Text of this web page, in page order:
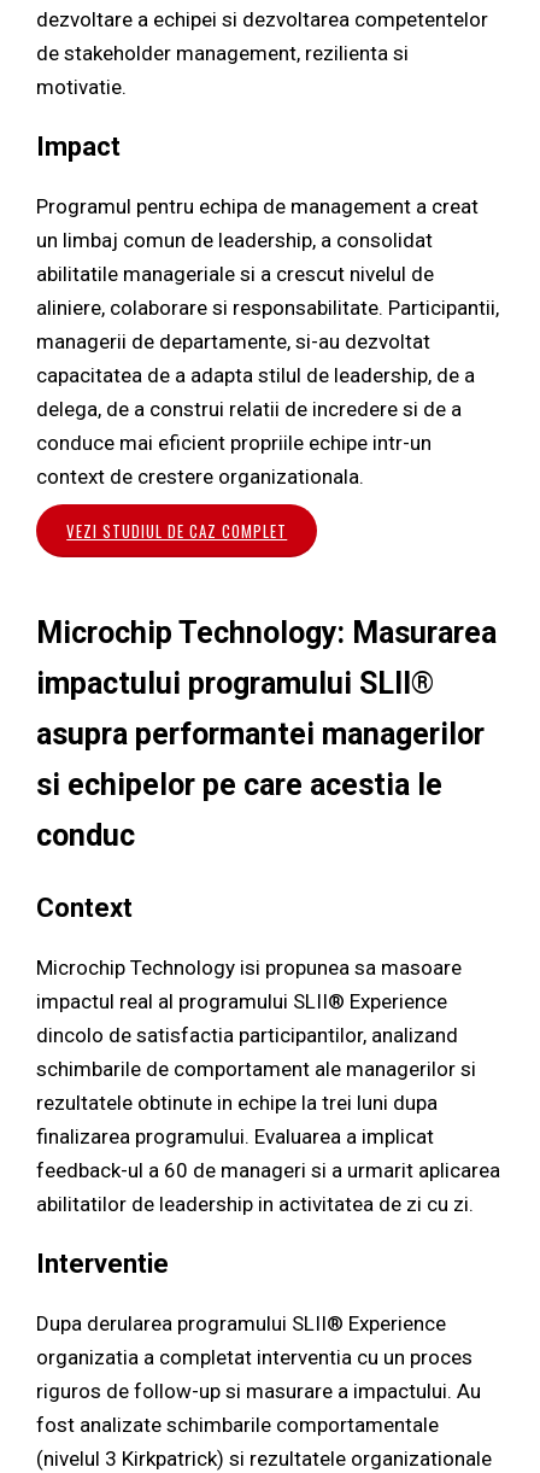
dezvoltare a echipei si dezvoltarea competentelor
de stakeholder management, rezilienta si
motivatie.
Impact
Programul pentru echipa de management a creat
un limbaj comun de leadership, a consolidat
abilitatile manageriale si a crescut nivelul de
aliniere, colaborare si responsabilitate. Participantii,
managerii de departamente, si-au dezvoltat
capacitatea de a adapta stilul de leadership, de a
delega, de a construi relatii de incredere si de a
conduce mai eficient propriile echipe intr-un
context de crestere organizationala.
VEZI STUDIUL DE CAZ COMPLET
Microchip Technology: Masurarea
impactului programului SLII®
asupra performantei managerilor
si echipelor pe care acestia le
conduc
Context
Microchip Technology isi propunea sa masoare
impactul real al programului SLII® Experience
dincolo de satisfactia participantilor, analizand
schimbarile de comportament ale managerilor si
rezultatele obtinute in echipe la trei luni dupa
finalizarea programului. Evaluarea a implicat
feedback-ul a 60 de manageri si a urmarit aplicarea
abilitatilor de leadership in activitatea de zi cu zi.
Interventie
Dupa derularea programului SLII® Experience
organizatia a completat interventia cu un proces
riguros de follow-up si masurare a impactului. Au
fost analizate schimbarile comportamentale
(nivelul 3 Kirkpatrick) si rezultatele organizationale